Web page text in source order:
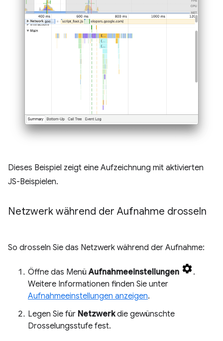
Dieses Beispiel zeigt eine Aufzeichnung mit aktivierten
JS-Beispielen.
Netzwerk während der Aufnahme drosseln
So drosseln Sie das Netzwerk während der Aufnahme:
Öffne das MenüAufnahmeeinstellungen
.
Weitere Informationen finden Sie unter
Aufnahmeeinstellungen anzeigen.
Legen Sie für Netzwerkdie gewünschte
Drosselungsstufe fest.